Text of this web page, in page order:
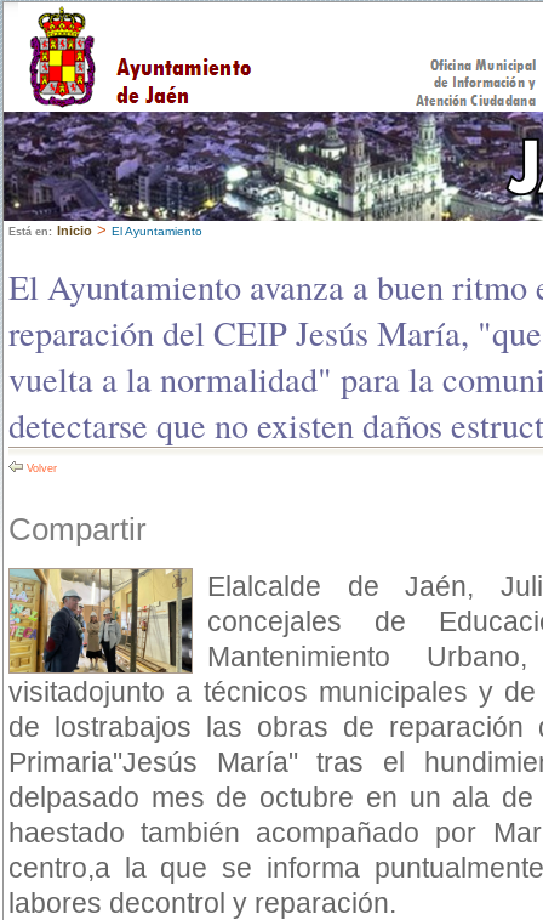
Está en: Inicio > El Ayuntamiento
El Ayuntamiento avanza a buen ritmo
reparación del CEIP Jesús María,
vuelta a la normalidad" para la
detectarse que no existen daños
Volver
Compartir
Elalcalde de Jaén,
concejales de
Mantenimiento
visitadojunto a técnicos municipales y
de lostrabajos las obras de reparación
Primaria"Jesús María" tras el
delpasado mes de octubre en un ala de
haestado también acompañado por
centro,a la que se informa
labores decontrol y reparación.